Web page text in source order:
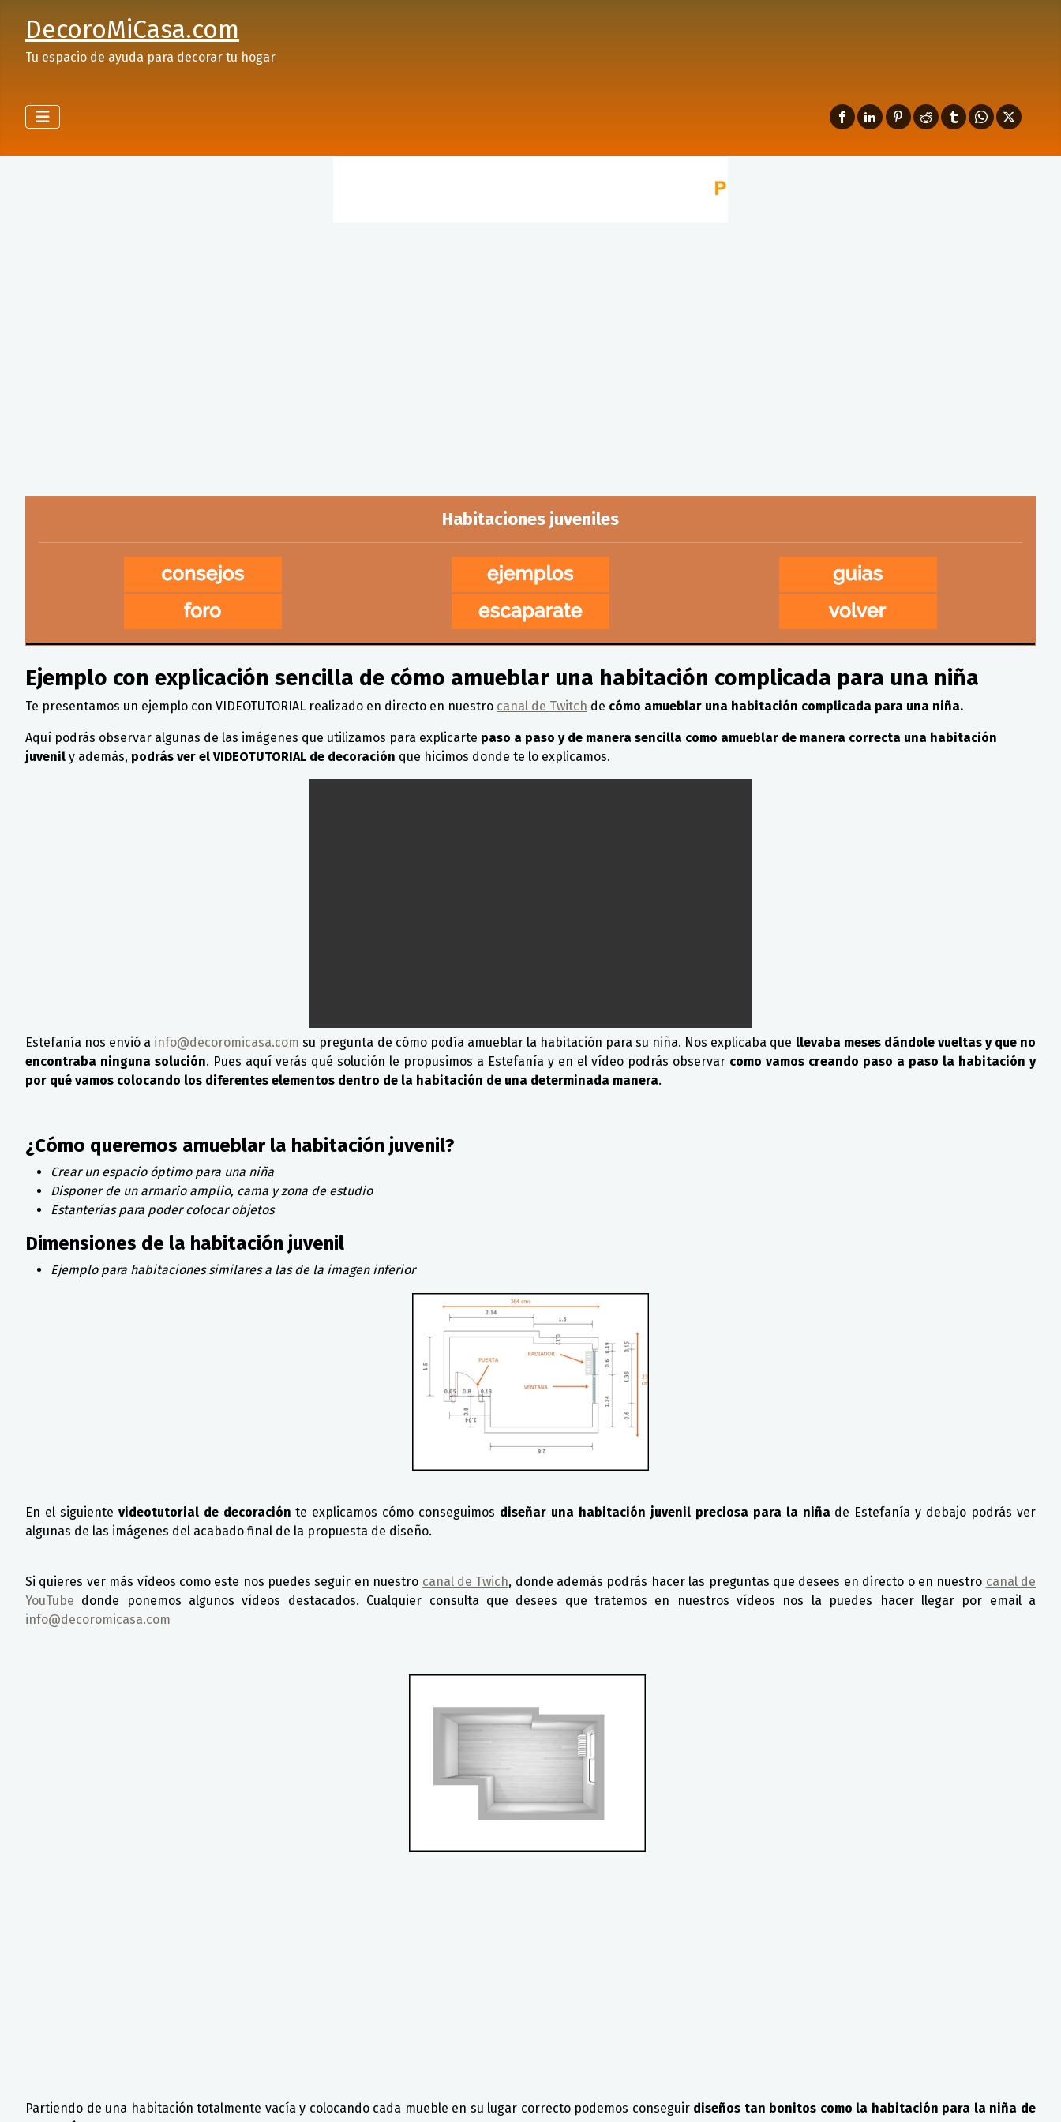
DecoroMiCasa.com
Tu espacio de ayuda para decorar tu hogar
Habitaciones juveniles
Ejemplo con explicación sencilla de cómo amueblar una habitación complicada para una niña
Te presentamos un ejemplo con VIDEOTUTORIAL realizado en directo en nuestro canal de Twitch de cómo amueblar una habitación complicada para una niña.
Aquí podrás observar algunas de las imágenes que utilizamos para explicarte paso a paso y de manera sencilla como amueblar de manera correcta una habitación
juvenil y además, podrás ver el VIDEOTUTORIAL de decoración que hicimos donde te lo explicamos.
Estefanía nos envió a info@decoromicasa.com su pregunta de cómo podía amueblar la habitación para su niña. Nos explicaba que llevaba meses dándole vueltas y que no
encontraba ninguna solución. Pues aquí verás qué solución le propusimos a Estefanía y en el vídeo podrás observar como vamos creando paso a paso la habitación y
por qué vamos colocando los diferentes elementos dentro de la habitación de una determinada manera.
¿Cómo queremos amueblar la habitación juvenil?
Crear un espacio óptimo para una niña
Disponer de un armario amplio, cama y zona de estudio
Estanterías para poder colocar objetos
Dimensiones de la habitación juvenil
Ejemplo para habitaciones similares a las de la imagen inferior
En el siguiente videotutorial de decoración te explicamos cómo conseguimos diseñar una habitación juvenil preciosa para la niña de Estefanía y debajo podrás ver
algunas de las imágenes del acabado final de la propuesta de diseño.
Si quieres ver más vídeos como este nos puedes seguir en nuestro canal de Twich, donde además podrás hacer las preguntas que desees en directo o en nuestro canal de
YouTube donde ponemos algunos vídeos destacados. Cualquier consulta que desees que tratemos en nuestros vídeos nos la puedes hacer llegar por email a
info@decoromicasa.com
Partiendo de una habitación totalmente vacía y colocando cada mueble en su lugar correcto podemos conseguir diseños tan bonitos como la habitación para la niña de